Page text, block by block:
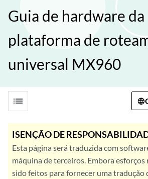
Guia de hardware da
plataforma de
universal MX960
list
ISENÇÃO DE
Esta página será traduzida com
máquina de terceiros. Embora
sido feitos para fornecer uma tradução